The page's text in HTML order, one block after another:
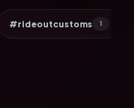
#rideoutcustoms 1